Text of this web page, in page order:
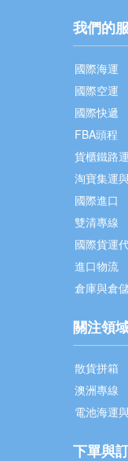
我們的
國際海運
國際空運
國際快遞
FBA頭程
貨櫃鐵路
淘寶集運
國際進口
雙清專線
國際貨運
進口物流
倉庫與倉
關注領
散貨拼箱
澳洲專線
電池海運
下單與